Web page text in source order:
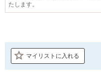
たします。
マイリストに入れる